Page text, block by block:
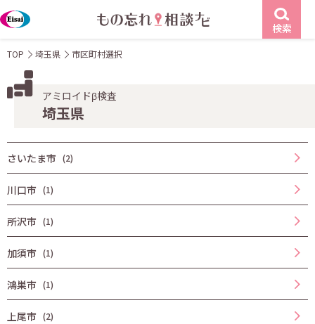
検索
TOP 埼玉県 市区町村選択
アミロイドβ検査
埼玉県
さいたま市 (2)
川口市 (1)
所沢市 (1)
加須市 (1)
鴻巣市 (1)
上尾市 (2)